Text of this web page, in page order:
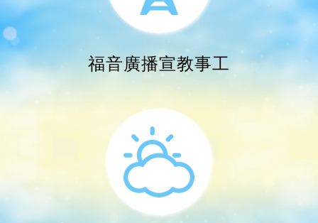
福音廣播宣教事工
雲彩飛揚生命故事集